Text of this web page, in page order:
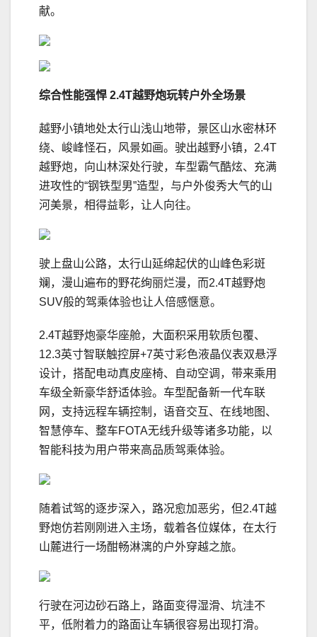
献。
综合性能强悍 2.4T越野炮玩转户外全场景
越野小镇地处太行山浅山地带，景区山水密林环
绕、峻峰怪石，风景如画。驶出越野小镇，2.4T
越野炮，向山林深处行驶，车型霸气酷炫、充满
进攻性的“钢铁型男”造型，与户外俊秀大气的山
河美景，相得益彰，让人向往。
驶上盘山公路，太行山延绵起伏的山峰色彩斑
斓，漫山遍布的野花绚丽烂漫，而2.4T越野炮
SUV般的驾乘体验也让人倍感惬意。
2.4T越野炮豪华座舱，大面积采用软质包覆、
12.3英寸智联触控屏+7英寸彩色液晶仪表双悬浮
设计，搭配电动真皮座椅、自动空调，带来乘用
车级全新豪华舒适体验。车型配备新一代车联
网，支持远程车辆控制，语音交互、在线地图、
智慧停车、整车FOTA无线升级等诸多功能，以
智能科技为用户带来高品质驾乘体验。
随着试驾的逐步深入，路况愈加恶劣，但2.4T越
野炮仿若刚刚进入主场，载着各位媒体，在太行
山麓进行一场酣畅淋漓的户外穿越之旅。
行驶在河边砂石路上，路面变得湿滑、坑洼不
平，低附着力的路面让车辆很容易出现打滑。